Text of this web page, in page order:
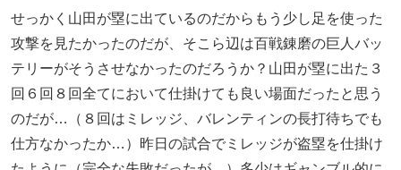
せっかく山田が塁に出ているのだからもう少し足を使った
攻撃を見たかったのだが、そこら辺は百戦錬磨の巨人バッ
テリーがそうさせなかったのだろうか？山田が塁に出た３
回６回８回全てにおいて仕掛けても良い場面だったと思う
のだが…（８回はミレッジ、バレンティンの長打待ちでも
仕方なかったか…）昨日の試合でミレッジが盗塁を仕掛け